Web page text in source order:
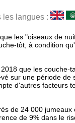
les langues :
les "oiseaux de
tôt, à condition
que les couche-
sur une période de
d'autres facteurs
de 24 000
de 9% dans le